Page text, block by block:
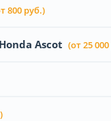
800 руб.)
Ascot (от 25